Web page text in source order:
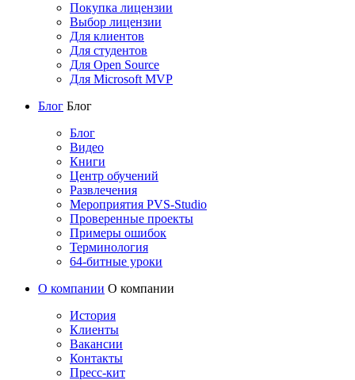
Покупка лицензии
Выбор лицензии
Для клиентов
Для студентов
Для Open Source
Для Microsoft MVP
Блог Блог
Блог
Видео
Книги
Центр обучений
Развлечения
Мероприятия PVS-Studio
Проверенные проекты
Примеры ошибок
Терминология
64-битные уроки
О компании О компании
История
Клиенты
Вакансии
Контакты
Пресс-кит